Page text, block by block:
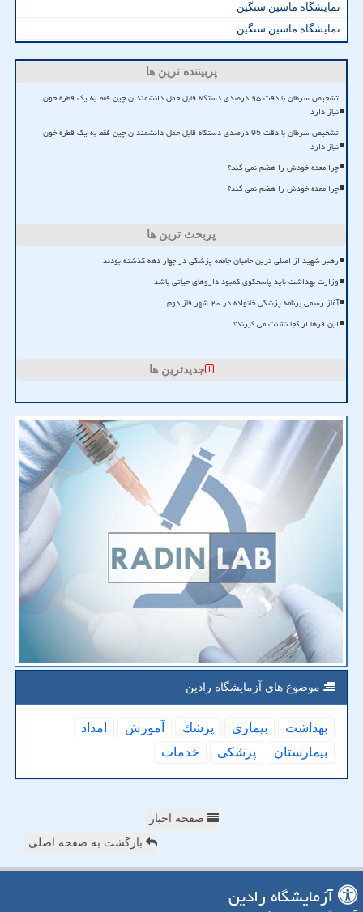
نمایشگاه ماشین سنگین
نمایشگاه ماشین سنگین
پربیننده ترین ها
تشخیص سرطان با دقت ۹۵ درصدی دستگاه قابل حمل دانشمندان چین فقط به یک قطره خون
نیاز دارد
تشخیص سرطان با دقت 95 درصدی دستگاه قابل حمل دانشمندان چین فقط به یک قطره خون
نیاز دارد
چرا معده خودش را هضم نمی کند؟
چرا معده خودش را هضم نمی کند؟
پربحث ترین ها
رهبر شهید از اصلی ترین حامیان جامعه پزشکی در چهار دهه گذشته بودند
وزارت بهداشت باید پاسخگوی کمبود داروهای حیاتی باشد
آغاز رسمی برنامه پزشکی خانواده در ۲۰ شهر فاز دوم
این فرها از کجا نشئت می گیرند؟
جدیدترین ها
موضوع های آزمایشگاه رادین
بهداشت بیماری پزشك آموزش
امداد
بیمارستان
پزشكی خدمات
صفحه اخبار
بازگشت به صفحه اصلی
آزمایشگاه رادین